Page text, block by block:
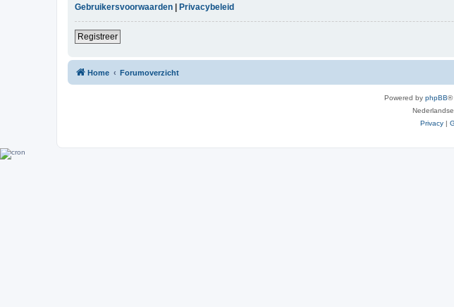
Gebruikersvoorwaarden
Privacybeleid
Registreer
Home Forumoverzicht
Powered by phpBB®
Privacy |